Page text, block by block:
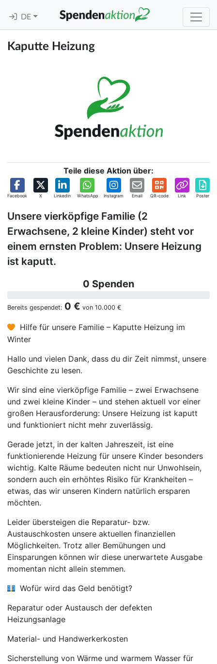
DE
Kaputte Heizung
Teile diese Aktion über:
Facebook X Linkedin WhatsApp Instagram Email QR-code Link Poster
Unsere vierköpfige Familie (2
Erwachsene, 2 kleine Kinder) steht vor
einem ernsten Problem: Unsere Heizung
ist kaputt.
0 Spenden
Bereits gespendet: 0 € von 10.000 €
Hilfe für unsere Familie – Kaputte Heizung im
Winter
Hallo und vielen Dank, dass du dir Zeit nimmst, unsere
Geschichte zu lesen.
Wir sind eine vierköpfige Familie – zwei Erwachsene
und zwei kleine Kinder – und stehen aktuell vor einer
großen Herausforderung: Unsere Heizung ist kaputt
und funktioniert nicht mehr zuverlässig.
Gerade jetzt, in der kalten Jahreszeit, ist eine
funktionierende Heizung für unsere Kinder besonders
wichtig. Kalte Räume bedeuten nicht nur Unwohlsein,
sondern auch ein erhöhtes Risiko für Krankheiten –
etwas, das wir unseren Kindern natürlich ersparen
möchten.
Leider übersteigen die Reparatur- bzw.
Austauschkosten unsere aktuellen finanziellen
Möglichkeiten. Trotz aller Bemühungen und
Einsparungen können wir diese unerwartete Ausgabe
momentan nicht allein stemmen.
Wofür wird das Geld benötigt?
Reparatur oder Austausch der defekten
Heizungsanlage
Material- und Handwerkerkosten
Sicherstellung von Wärme und warmem Wasser für